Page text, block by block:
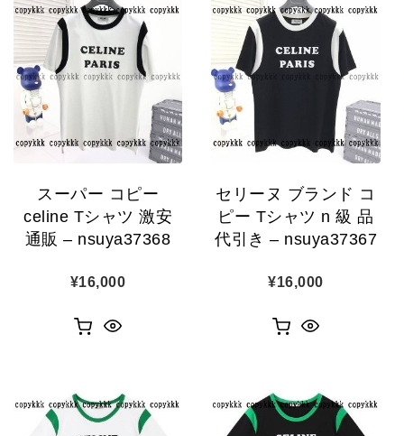
スーパー コピー
celine Tシャツ 激安
通販 – nsuya37368
¥16,000
セリーヌ ブランド コ
ピー Tシャツ n 級 品
代引き – nsuya37367
¥16,000